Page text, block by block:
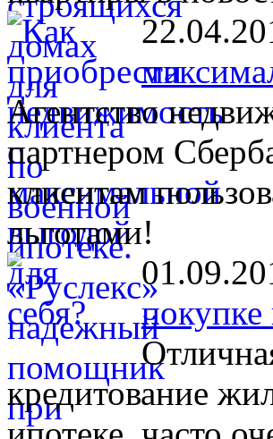
Агентство
партнером
клиентам
льготами!
покупке
кредитование